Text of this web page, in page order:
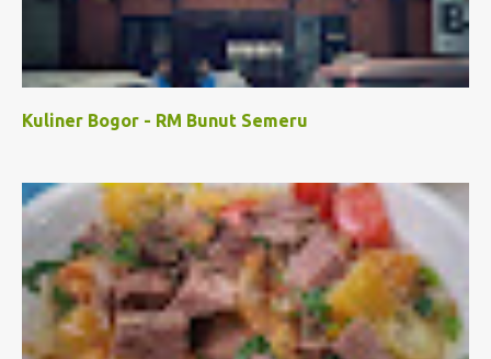
Kuliner Bogor - RM Bunut Semeru